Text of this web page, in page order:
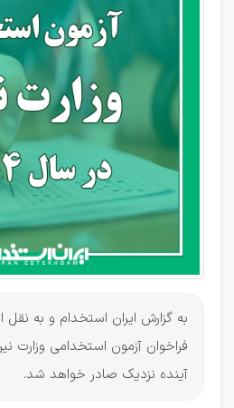
استخدام
وزارت
نیرو در
1404
آینده نزدیک صادر خواهد شد.